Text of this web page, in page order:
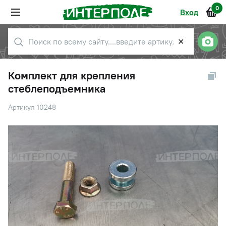
Вход 0
✕
Комплект для крепления
стеблеподъемника
Артикул 10248